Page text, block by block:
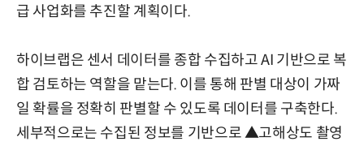
급 사업화를 추진할 계획이다.
하이브랩은 센서 데이터를 종합 수집하고 AI 기반으로 복
합 검토하는 역할을 맡는다. 이를 통해 판별 대상이 가짜
일 확률을 정확히 판별할 수 있도록 데이터를 구축한다.
세부적으로는 수집된 정보를 기반으로 ▲고해상도 촬영